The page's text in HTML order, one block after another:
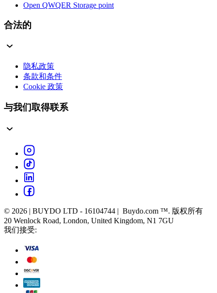
Open QWQER Storage point
合法的
隐私政策
条款和条件
Cookie 政策
与我们取得联系
© 2026 | BUYDO LTD - 16104744 | Buydo.com ™. 版权所有
20 Wenlock Road, London, United Kingdom, N1 7GU
我们接受: